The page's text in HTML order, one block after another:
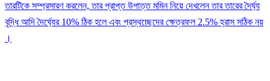
তারটিকে সম্প্রসারণ করলেন, তার প্রাপ্ত উপাত্ত মমিন নিয়ে দেখলেন তার তারের দৈর্ঘ্য
বৃদ্ধি আদি দৈর্ঘ্যের 10% ঠিক হলে এবং প্রস্থচ্ছেদের ক্ষেত্রফল 2.5% হ্রাস সঠিক নয়
।